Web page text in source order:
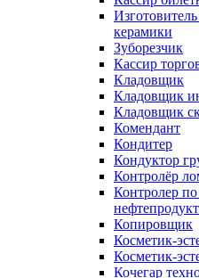
керамики
Зуборезчик
Кассир
Кладовщик
Кладовщик
Кладовщик
Комендант
Кондитер
Кондуктор
Контролёр
Контролер по
Копировщик
Косметик-
Косметик-
Кочегар